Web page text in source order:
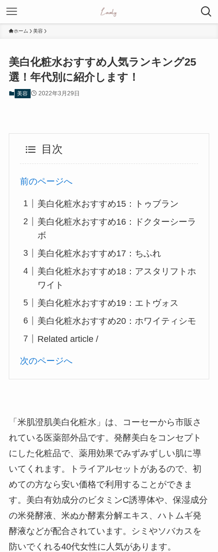
ホーム 美容
美白化粧水おすすめ人気ランキング25
選！年代別に紹介します！
美容 2022年3月29日
目次
前のページへ
美白化粧水おすすめ15：トゥブラン
美白化粧水おすすめ16：ドクターシーラ
ボ
美白化粧水おすすめ17：ちふれ
美白化粧水おすすめ18：アスタリフトホ
ワイト
美白化粧水おすすめ19：エトヴォス
美白化粧水おすすめ20：ホワイティシモ
Related article /
次のページへ
「米肌澄肌美白化粧水」は、コーセーから市販さ
れている医薬部外品です。発酵美白をコンセプト
にした化粧品で、薬用効果でみずみずしい肌に導
いてくれます。トライアルセットがあるので、初
めての方なら安い価格で利用することができま
す。美白有効成分のビタミンC誘導体や、保湿成分
の米発酵液、米ぬか酵素分解エキス、ハトムギ発
酵液などが配合されています。シミやソバカスを
防いでくれる40代女性に人気があります。